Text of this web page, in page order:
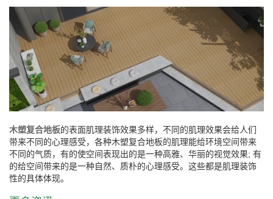
木塑复合地板的表面肌理装饰效果多样，不同的肌理效果会给人们
带来不同的心理感受，各种木塑复合地板的肌理能给环境空间带来
不同的气质，有的使空间表现出的是一种高雅、华丽的视觉效果; 有
的给空间带来的是一种自然、质朴的心理感受。这些都是肌理装饰
性的具体体现。